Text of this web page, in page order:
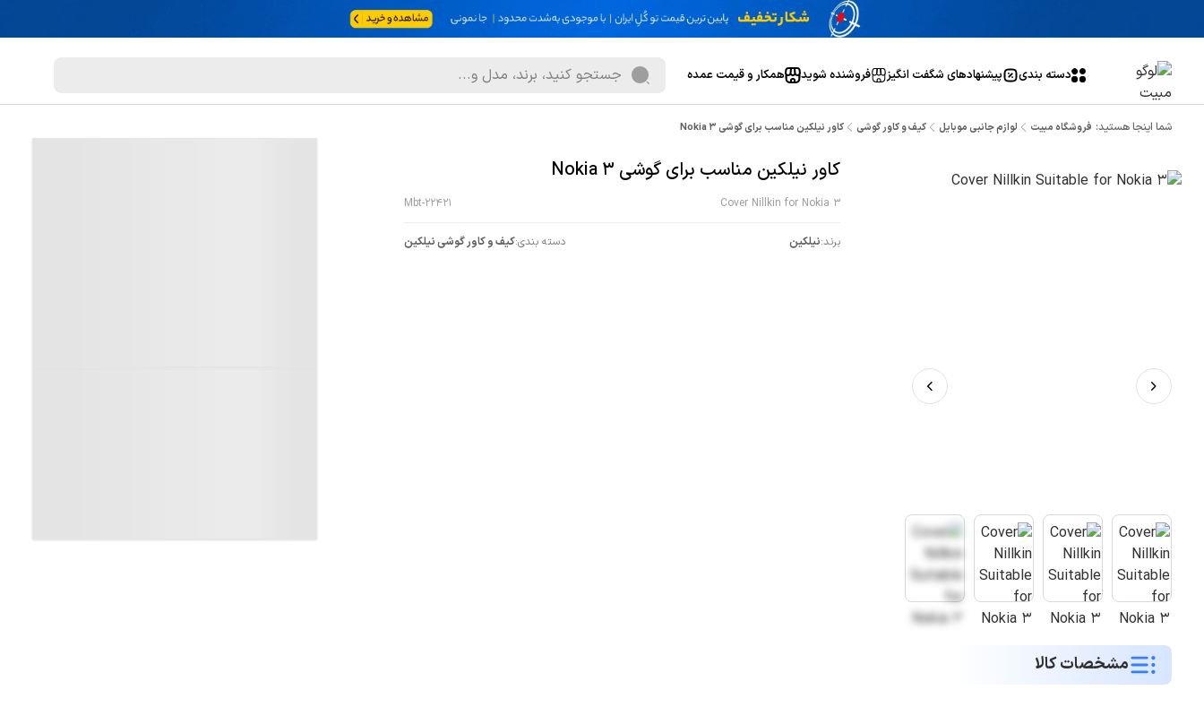
دسته بندی پیشنهاد‌های شگفت انگیز فروشنده شوید همکار و قیمت عمده
شما اینجا هستید: فروشگاه مبیت لوازم جانبی موبایل کیف و کاور گوشی کاور نیلکین مناسب برای گوشی Nokia 3
کاور نیلکین مناسب برای گوشی Nokia 3
Cover Nillkin for Nokia 3
Mbt-22421
برند:نیلکین دسته بندی:کیف و کاور گوشی نیلکین
مشخصات کالا